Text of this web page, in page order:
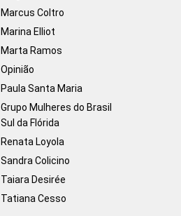
Marcus Coltro
Marina Elliot
Marta Ramos
Opinião
Paula Santa Maria
Grupo Mulheres do Brasil
Sul da Flórida
Renata Loyola
Sandra Colicino
Taiara Desirée
Tatiana Cesso